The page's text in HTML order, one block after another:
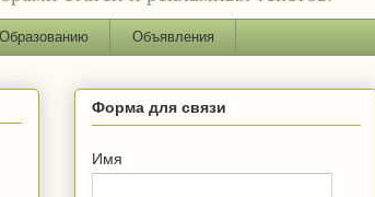
Объявления
Форма для связи
Имя